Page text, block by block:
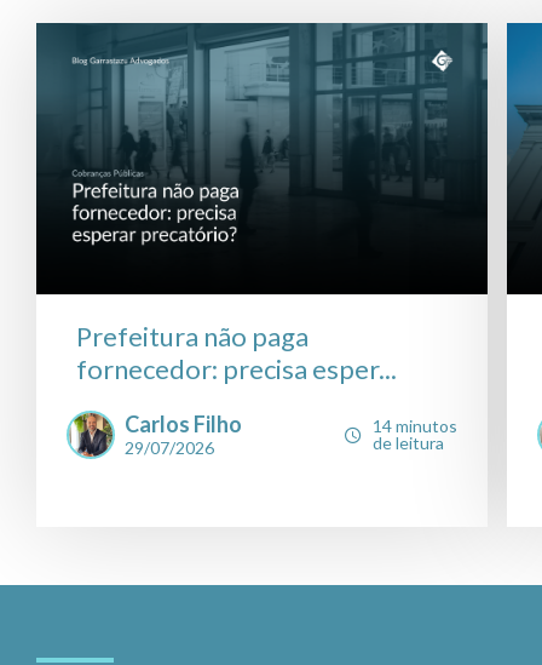
Prefeitura não paga
fornecedor: precisa esper...
Carlos Filho
29/07/2026
14 minutos
de leitura